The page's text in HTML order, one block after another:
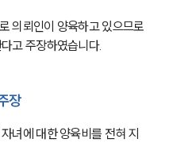
의뢰인이 양육하고 있으므로
고 주장하였습니다.
장
녀에 대한 양육비를 전혀 지